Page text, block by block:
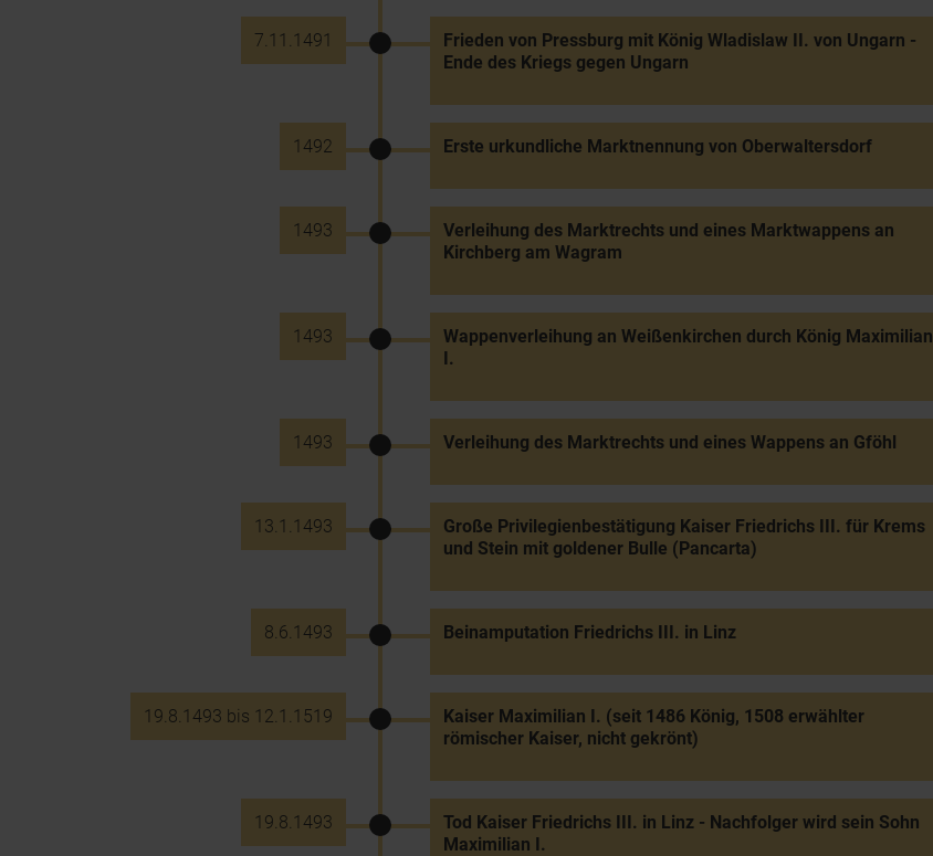
7.11.1491
Frieden von Pressburg mit König Wladislaw II. von Ungarn -
Ende des Kriegs gegen Ungarn
1492 Erste urkundliche Marktnennung von Oberwaltersdorf
1493
Verleihung des Marktrechts und eines Marktwappens an
Kirchberg am Wagram
1493
Wappenverleihung an Weißenkirchen durch König Maximilian
I.
1493 Verleihung des Marktrechts und eines Wappens an Gföhl
13.1.1493
Große Privilegienbestätigung Kaiser Friedrichs III. für Krems
und Stein mit goldener Bulle (Pancarta)
8.6.1493 Beinamputation Friedrichs III. in Linz
19.8.1493 bis 12.1.1519
Kaiser Maximilian I. (seit 1486 König, 1508 erwählter
römischer Kaiser, nicht gekrönt)
19.8.1493
Tod Kaiser Friedrichs III. in Linz - Nachfolger wird sein Sohn
Maximilian I.